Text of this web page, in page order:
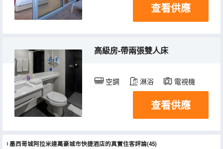
查看供應
高級房-帶兩張雙人床
空調 淋浴 電視機
查看供應
墨西哥城阿拉米達萬豪城市快捷酒店的真實住客評論(45)